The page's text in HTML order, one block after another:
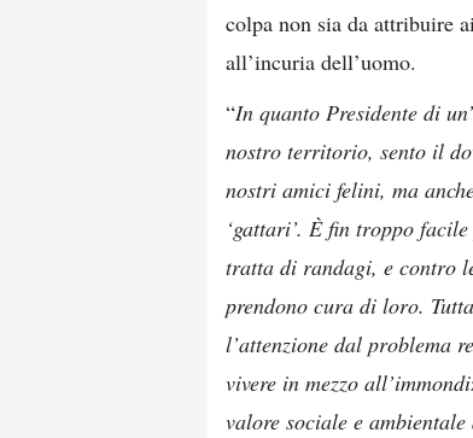
colpa non sia da attribuire
all’incuria dell’uomo.
“In quanto Presidente di
nostro territorio, sento il
nostri amici felini, ma
‘gattari’. È fin troppo
tratta di randagi, e contro
prendono cura di loro.
l’attenzione dal problema
vivere in mezzo
valore sociale e